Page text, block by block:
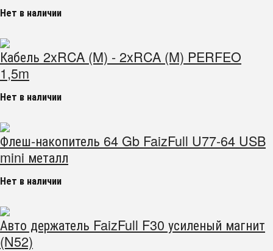
Нет в наличии
Кабель 2xRCA (M) - 2xRCA (M) PERFEO
1,5m
Нет в наличии
Флеш-накопитель 64 Gb FaizFull U77-64 USB
mini металл
Нет в наличии
Авто держатель FaizFull F30 усиленый магнит
(N52)